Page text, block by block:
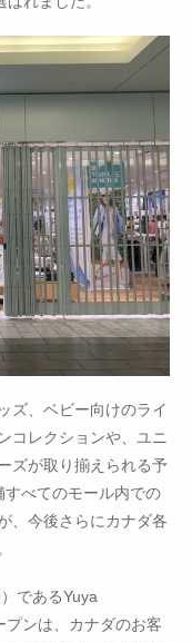
ズ、ベビー向けのライ
コレクションや、ユニ
ズが取り揃えられる予
べてのモール内での
、今後さらにカナダ各
であるYuya
ンは、カナダのお客